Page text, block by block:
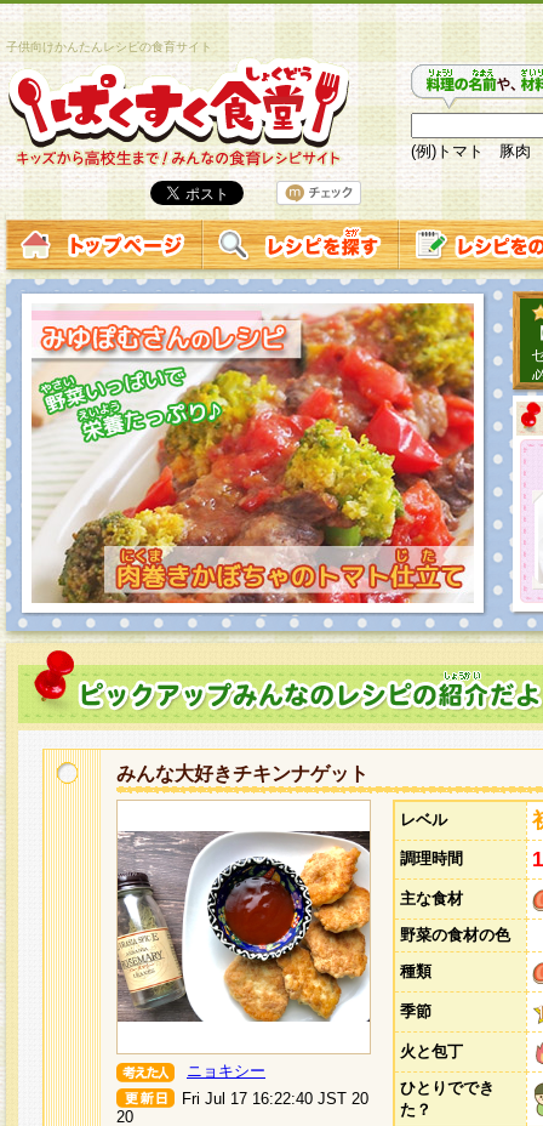
子供向けかんたんレシピの食育サイト
(例)トマト 豚肉
みんな大好きチキンナゲット
ニョキシー
Fri Jul 17 16:22:40 JST 20
20
レベル
調理時間
主な食材
野菜の食材の色
種類
季節
火と包丁
ひとりででき
た？